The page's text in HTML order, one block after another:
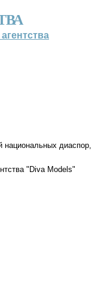
национальных диаспор,
"Diva Models"